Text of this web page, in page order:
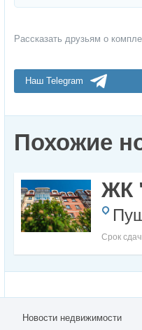
Рассказать друзьям о
Наш Telegram
Похожие
ЖК
Срок
Новости недвижимости